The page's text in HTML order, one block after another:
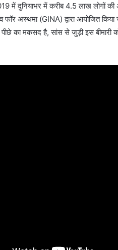
में दुनियाभर में करीब 4.5 लाख लोगों
फॉर अस्थमा (GINA) द्वारा आयोजित
पीछे का मकसद है, सांस से जुड़ी इस